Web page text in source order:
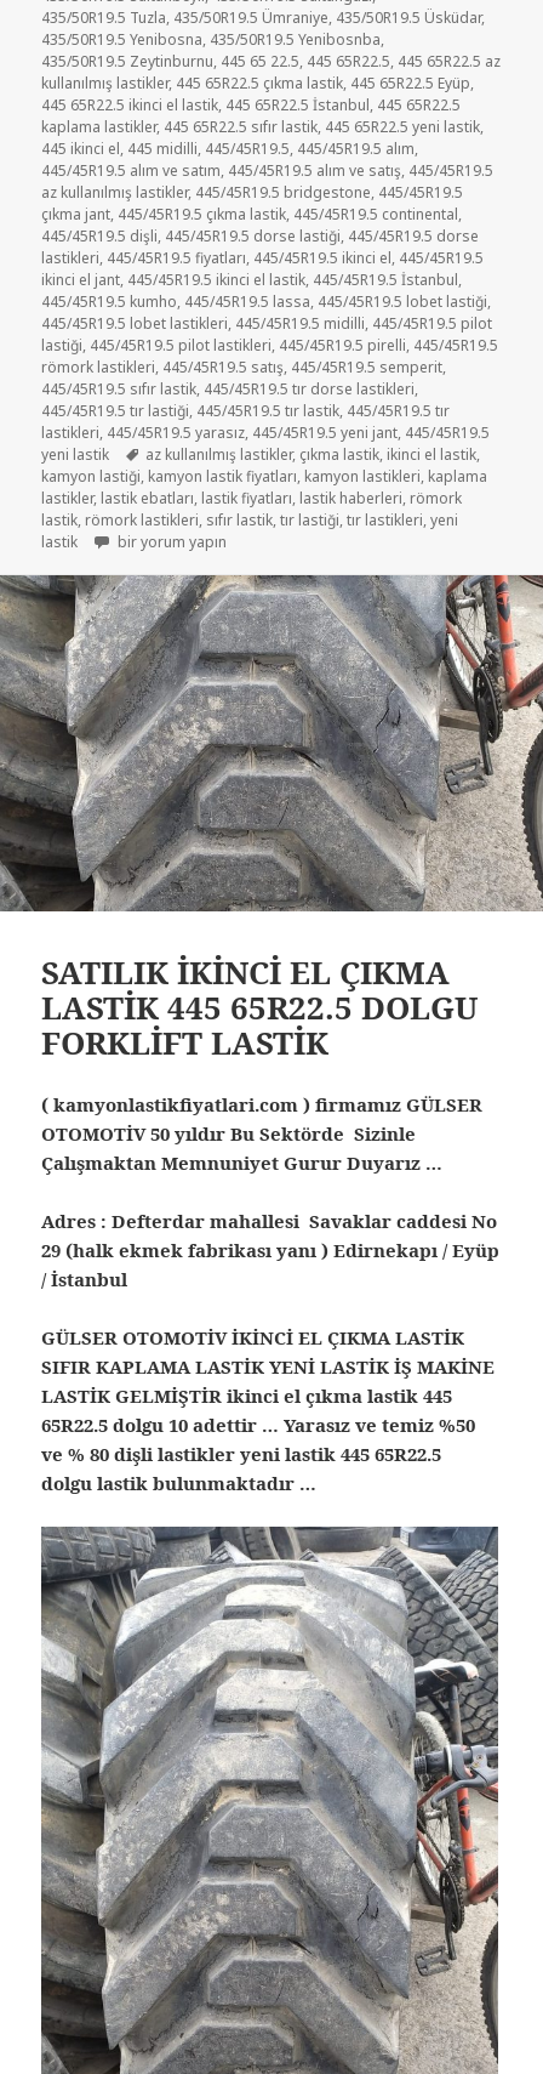
435/50R19.5 Tuzla, 435/50R19.5 Ümraniye, 435/50R19.5 Üsküdar,
435/50R19.5 Yenibosna, 435/50R19.5 Yenibosnba,
435/50R19.5 Zeytinburnu, 445 65 22.5, 445 65R22.5, 445 65R22.5 az
kullanılmış lastikler, 445 65R22.5 çıkma lastik, 445 65R22.5 Eyüp,
445 65R22.5 ikinci el lastik, 445 65R22.5 İstanbul, 445 65R22.5
kaplama lastikler, 445 65R22.5 sıfır lastik, 445 65R22.5 yeni lastik,
445 ikinci el, 445 midilli, 445/45R19.5, 445/45R19.5 alım,
445/45R19.5 alım ve satım, 445/45R19.5 alım ve satış, 445/45R19.5
az kullanılmış lastikler, 445/45R19.5 bridgestone, 445/45R19.5
çıkma jant, 445/45R19.5 çıkma lastik, 445/45R19.5 continental,
445/45R19.5 dişli, 445/45R19.5 dorse lastiği, 445/45R19.5 dorse
lastikleri, 445/45R19.5 fiyatları, 445/45R19.5 ikinci el, 445/45R19.5
ikinci el jant, 445/45R19.5 ikinci el lastik, 445/45R19.5 İstanbul,
445/45R19.5 kumho, 445/45R19.5 lassa, 445/45R19.5 lobet lastiği,
445/45R19.5 lobet lastikleri, 445/45R19.5 midilli, 445/45R19.5 pilot
lastiği, 445/45R19.5 pilot lastikleri, 445/45R19.5 pirelli, 445/45R19.5
römork lastikleri, 445/45R19.5 satış, 445/45R19.5 semperit,
445/45R19.5 sıfır lastik, 445/45R19.5 tır dorse lastikleri,
445/45R19.5 tır lastiği, 445/45R19.5 tır lastik, 445/45R19.5 tır
lastikleri, 445/45R19.5 yarasız, 445/45R19.5 yeni jant, 445/45R19.5
yeni lastik
Etiketler
az kullanılmış lastikler, çıkma lastik, ikinci el lastik,
kamyon lastiği, kamyon lastik fiyatları, kamyon lastikleri, kaplama
lastikler, lastik ebatları, lastik fiyatları, lastik haberleri, römork
lastik, römork lastikleri, sıfır lastik,tır lastiği,tır lastikleri,yeni
lastik
435-50R19.5 YARASIZ TIR LASTİKLERİ için
bir yorum yapın
SATILIK İKİNCİ EL ÇIKMA
LASTİK 445 65R22.5 DOLGU
FORKLİFT LASTİK
( kamyonlastikfiyatlari.com ) firmamız GÜLSER
OTOMOTİV 50 yıldır Bu Sektörde Sizinle
Çalışmaktan Memnuniyet Gurur Duyarız …
Adres : Defterdar mahallesi Savaklar caddesi No
29 (halk ekmek fabrikası yanı ) Edirnekapı / Eyüp
/ İstanbul
GÜLSER OTOMOTİV İKİNCİ EL ÇIKMA LASTİK
SIFIR KAPLAMA LASTİK YENİ LASTİK İŞ MAKİNE
LASTİK GELMİŞTİR ikinci el çıkma lastik 445
65R22.5 dolgu 10 adettir … Yarasız ve temiz %50
ve % 80 dişli lastikler yeni lastik 445 65R22.5
dolgu lastik bulunmaktadır …